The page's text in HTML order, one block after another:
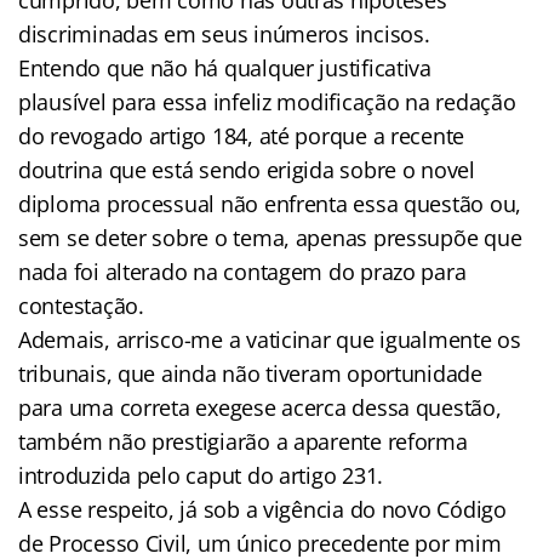
discriminadas em seus inúmeros incisos.
Entendo que não há qualquer justificativa
plausível para essa infeliz modificação na redação
do revogado artigo 184, até porque a recente
doutrina que está sendo erigida sobre o novel
diploma processual não enfrenta essa questão ou,
sem se deter sobre o tema, apenas pressupõe que
nada foi alterado na contagem do prazo para
contestação.
Ademais, arrisco-me a vaticinar que igualmente os
tribunais, que ainda não tiveram oportunidade
para uma correta exegese acerca dessa questão,
também não prestigiarão a aparente reforma
introduzida pelo caput do artigo 231.
A esse respeito, já sob a vigência do novo Código
de Processo Civil, um único precedente por mim